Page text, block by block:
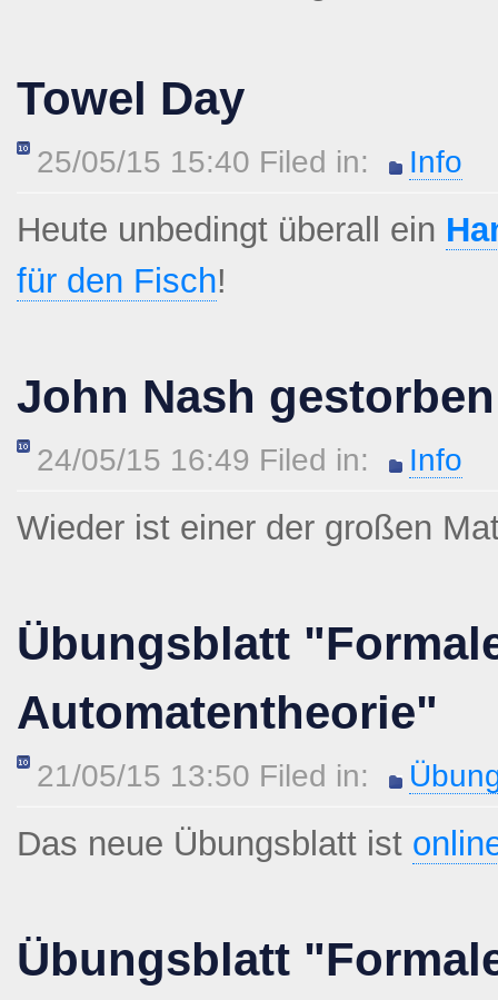
Towel Day
25/05/15 15:40 Filed in: Info
Heute unbedingt überall ein
für den Fisch!
John Nash gestorben
24/05/15 16:49 Filed in: Info
Wieder ist einer der großen
Übungsblatt
Automatentheorie"
21/05/15 13:50 Filed in:
Das neue Übungsblatt ist
Übungsblatt